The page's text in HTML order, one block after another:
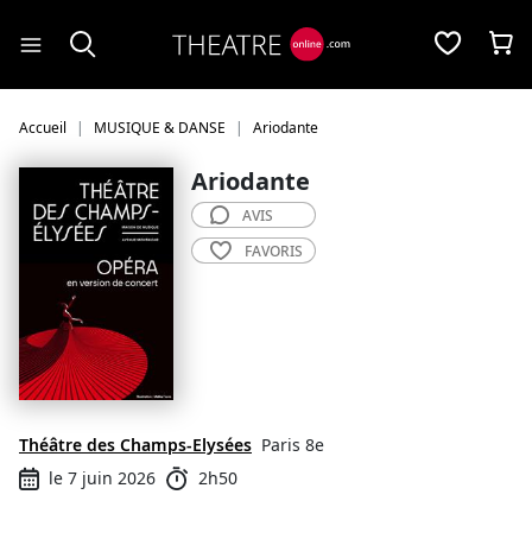
Accueil MUSIQUE & DANSE Ariodante
Ariodante
Théâtre des Champs-Elysées Paris 8e
le 7 juin 2026
2h50
AVIS
FAVORIS